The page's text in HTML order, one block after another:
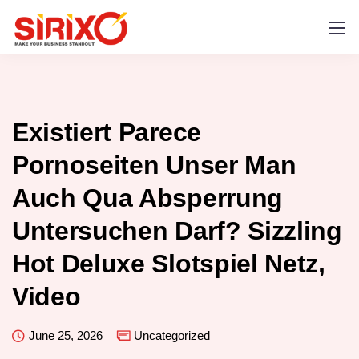
Existiert Parece
Pornoseiten Unser Man
Auch Qua Absperrung
Untersuchen Darf? Sizzling
Hot Deluxe Slotspiel Netz,
Video
June 25, 2026 Uncategorized